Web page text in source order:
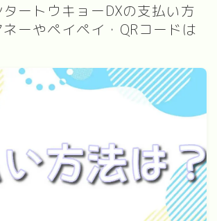
ートウキョーDXの支払い方
ーやペイペイ・QRコードは